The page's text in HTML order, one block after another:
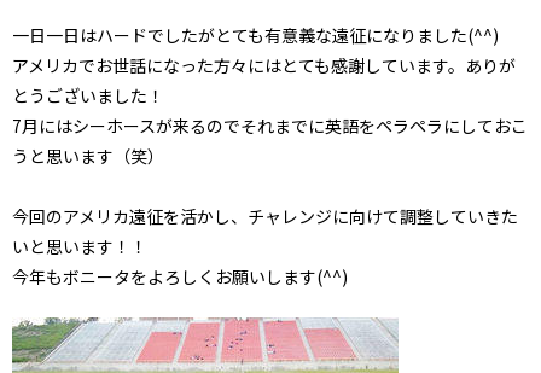
一日一日はハードでしたがとても有意義な遠征になりました(^^)
アメリカでお世話になった方々にはとても感謝しています。ありが
とうございました！
7月にはシーホースが来るのでそれまでに英語をペラペラにしておこ
うと思います（笑）
今回のアメリカ遠征を活かし、チャレンジに向けて調整していきた
いと思います！！
今年もボニータをよろしくお願いします(^^)